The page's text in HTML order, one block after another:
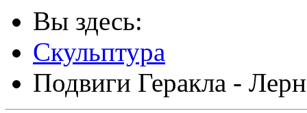
Вы здесь:
Скульптура
Подвиги Геракла -